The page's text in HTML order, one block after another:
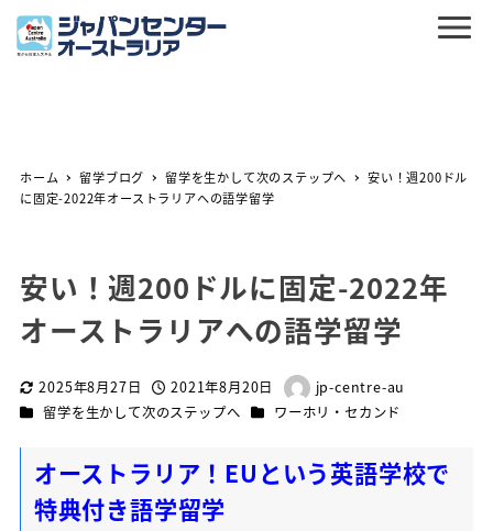
ホーム 留学ブログ 留学を生かして次のステップへ
安い！週200ドル
に固定-2022年オーストラリアへの語学留学
安い！週200ドルに固定-2022年
オーストラリアへの語学留学
更新日2025年8月27日 投稿日2021年8月20日
著
者
jp-centre-au
カテゴリー
留学を生かして次のステップへ カテゴリー
ワーホリ・セカンド
オーストラリア！EUという英語学校で
特典付き語学留学